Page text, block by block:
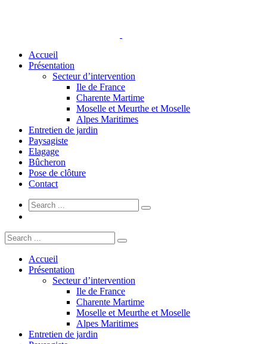
Accueil
Présentation
Secteur d’intervention
Ile de France
Charente Martime
Moselle et Meurthe et Moselle
Alpes Maritimes
Entretien de jardin
Paysagiste
Elagage
Bûcheron
Pose de clôture
Contact
Accueil
Présentation
Secteur d’intervention
Ile de France
Charente Martime
Moselle et Meurthe et Moselle
Alpes Maritimes
Entretien de jardin